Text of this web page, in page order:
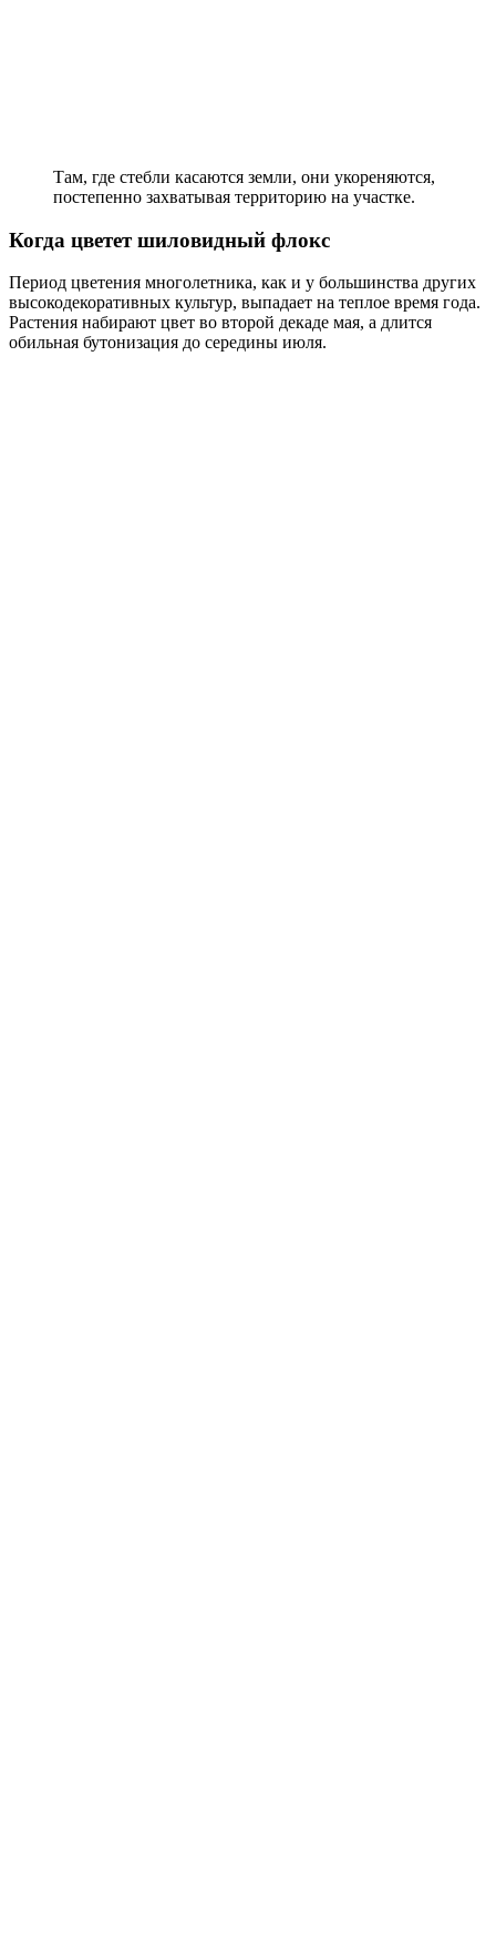
Там, где стебли касаются земли, они укореняются,
постепенно захватывая территорию на участке.
Когда цветет шиловидный флокс
Период цветения многолетника, как и у большинства других
высокодекоративных культур, выпадает на теплое время года.
Растения набирают цвет во второй декаде мая, а длится
обильная бутонизация до середины июля.